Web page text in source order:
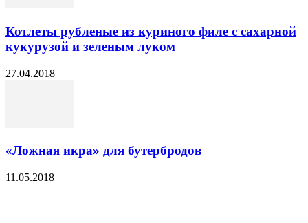
Котлеты рубленые из куриного филе с сахарной
кукурузой и зеленым луком
27.04.2018
«Ложная икра» для бутербродов
11.05.2018